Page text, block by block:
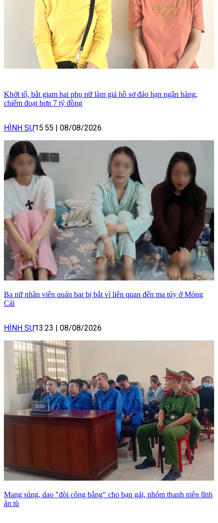
Khởi tố, bắt giam hai phụ nữ làm giả hồ sơ đáo hạn ngân hàng,
chiếm đoạt hơn 7 tỷ đồng
HÌNH SỰ15:55 08/08/2026
Ba nữ nhân viên quán bar bị bắt vì liên quan đến ma túy ở Móng
Cái
HÌNH SỰ13:23 08/08/2026
Mang súng, dao "đòi công bằng" cho bạn gái, nhóm thanh niên lĩnh
án tù